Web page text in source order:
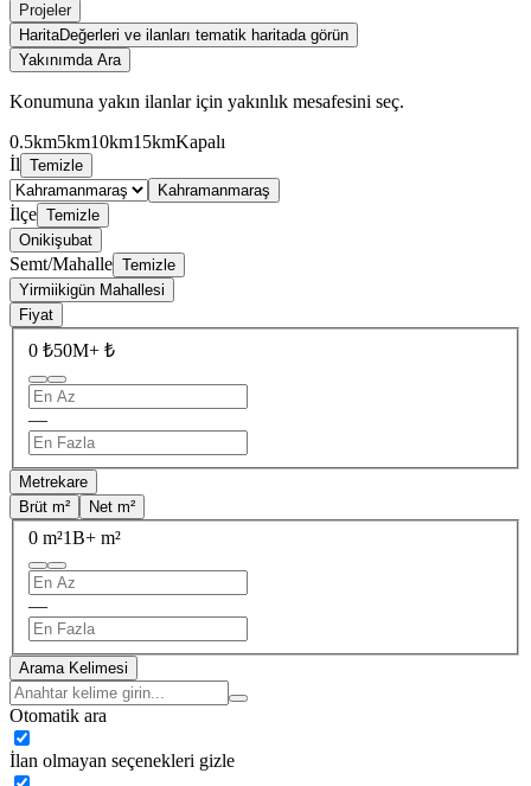
Projeler
HaritaDeğerleri ve ilanları tematik haritada görün
Yakınımda Ara
Konumuna yakın ilanlar için yakınlık mesafesini seç.
0.5km5km10km15kmKapalı
İl Temizle
Kahramanmaraş
İlçe Temizle
Onikişubat
Semt/Mahalle Temizle
Yirmiikigün Mahallesi
Fiyat
0 ₺50M+ ₺
—
Metrekare
Brüt m²
Net m²
0 m²1B+ m²
—
Arama Kelimesi
Otomatik ara
İlan olmayan seçenekleri gizle